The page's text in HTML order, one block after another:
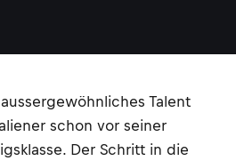
Talent
schon vor seiner
Der Schritt in die